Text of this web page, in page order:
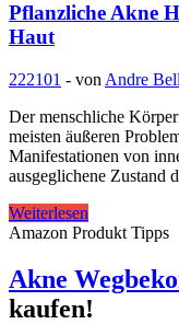
Pflanzliche Akne
Haut
222101 - von Andre
Der menschliche
meisten äußeren
Manifestationen von
ausgeglichene Zustand
Pflanzliche
Akne
sind
am
Besten
Weiterlesen
Amazon Produkt Tipps
Akne
kaufen!